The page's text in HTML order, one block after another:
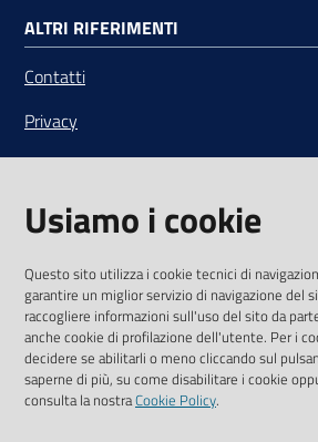
ALTRI RIFERIMENTI
Contatti
Privacy
Note legali
Media Policy
SEGUICI SU
YoutubeTwitterLinkedinFacebook
Usiamo i cookie
Questo sito utilizza i cookie tecnici di
garantire un miglior servizio di navigazione del
raccogliere informazioni sull'uso del sito da
anche cookie di profilazione dell'utente. Per i
decidere se abilitarli o meno cliccando sul
saperne di più, su come disabilitare i cookie
consulta la nostraCookie Policy.